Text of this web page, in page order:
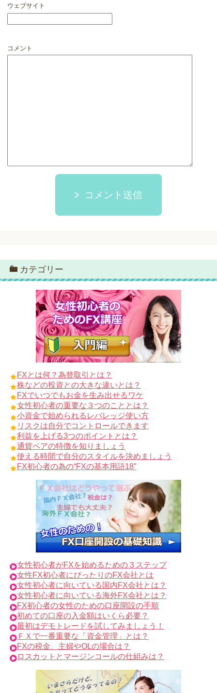
ウェブサイト
コメント
コメント送信
カテゴリー
FXとは何？為替取引とは？
株などの投資との大きな違いとは？
FXでいつでもお金を生み出せるワケ
女性初心者の重要な３つのこととは？
小資金で始められるレバレッジ使い方
リスクは自分でコントロールできます
利益を上げる3つのポイントとは？
通貨ペアの特徴を知りましょう
使える時間で自分のスタイルを決めましょう
FX初心者の為の“FXの基本用語18”
女性初心者がFXを始めるための３ステップ
女性FX初心者にぴったりのFX会社とは
女性初心者に向いている国内FX会社とは？
女性初心者に向いている海外FX会社とは？
FX初心者の女性のための口座開設の手順
初めての口座の入金額はいくら必要？
最初はデモトレードを試してみましょう！
ＦＸで一番重要な「資金管理」とは？
FXの税金、主婦やOLの場合は？
ロスカットとマージンコールの仕組みは？